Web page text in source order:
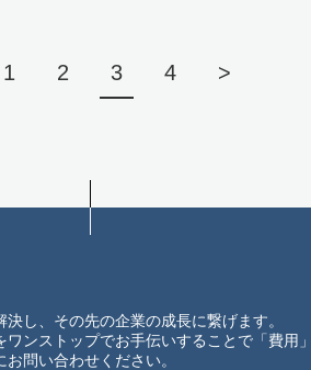
1 2 3 4 >
し、その先の企業の成長に繋げます。
ンストップでお手伝いすることで「費用
問い合わせください。